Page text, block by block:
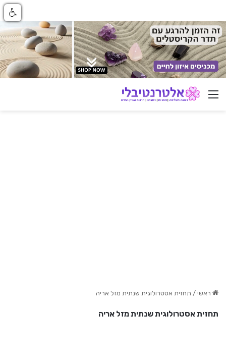
ניווט באתר
ראשי / תחזית אסטרולוגית שנתית מזל אריה
תחזית אסטרולוגית שנתית מזל אריה